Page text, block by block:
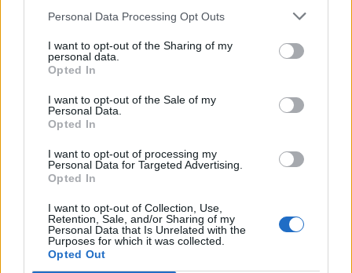
Personal Data Processing Opt Outs
I want to opt-out of the Sharing of my
personal data.
Opted In
I want to opt-out of the Sale of my
Personal Data.
Opted In
I want to opt-out of processing my
Personal Data for Targeted Advertising.
Opted In
I want to opt-out of Collection, Use,
Retention, Sale, and/or Sharing of my
Personal Data that Is Unrelated with the
Purposes for which it was collected.
Opted Out
Facebook Bluesky
Email Copy Link
Tags: NASA
ΑΠΟΣΤΟΛΗ ΑΣΤΡΟΝΑΥΤΕΣ